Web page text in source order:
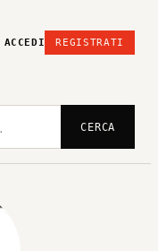
ACCEDI REGISTRATI
CERCA